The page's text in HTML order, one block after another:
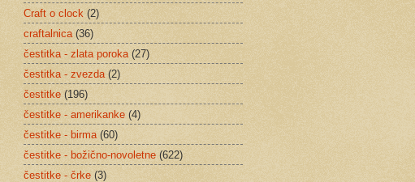
Craft o clock (2)
craftalnica (36)
čestitka - zlata poroka (27)
čestitka - zvezda (2)
čestitke (196)
čestitke - amerikanke (4)
čestitke - birma (60)
čestitke - božično-novoletne (622)
čestitke - črke (3)